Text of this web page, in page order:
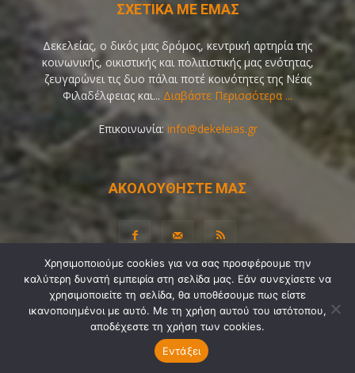
ΣΧΕΤΙΚΑ ΜΕ ΕΜΑΣ
Δεκελείας, ο δικός μας δρόμος, κεντρική αρτηρία της
κοινωνικής, οικιστικής και πολιτιστικής μας ενότητας,
ζευγαρώνει τις δυο πάλαι ποτέ κοινότητες της Νέας
Φιλαδέλφειας και... Διαβάστε Περισσότερα ...
Επικοινωνία: info@dekeleias.gr
ΑΚΟΛΟΥΘΗΣΤΕ ΜΑΣ
Διαύγεια Λίγα Λόγια για Εμάς
Επικοινωνία
Όροι Χρήσης
Προσωπικά Δεδομένα
Sitemap
Ψηφοφορίες
© Copyright 2021-2026 by Dekeleias.gr
Χρησιμοποιούμε cookies για να σας προσφέρουμε την
καλύτερη δυνατή εμπειρία στη σελίδα μας. Εάν συνεχίσετε να
χρησιμοποιείτε τη σελίδα, θα υποθέσουμε πως είστε
ικανοποιημένοι με αυτό. Με τη χρήση αυτού του ιστότοπου,
αποδέχεστε τη χρήση των cookies.
Εντάξει